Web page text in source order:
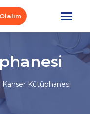
Kanser Kütüphanesi